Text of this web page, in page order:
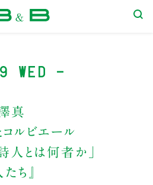
Wed -
真
コルビエール
とは何者か」
ち』